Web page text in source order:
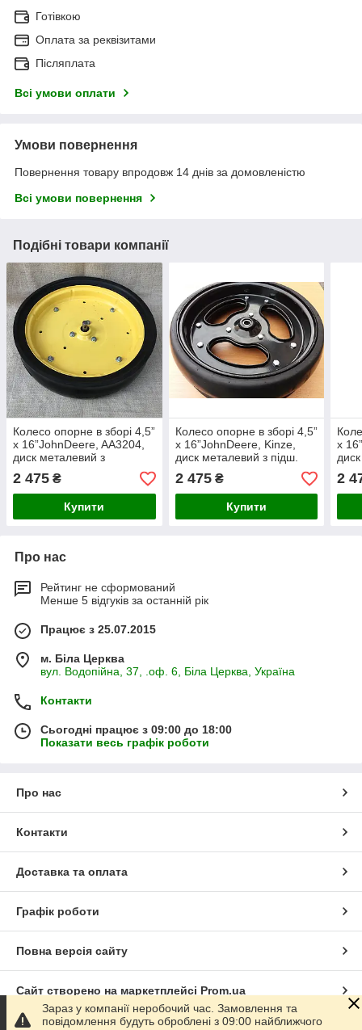
Готівкою
Оплата за реквізитами
Післяплата
Всі умови оплати
Умови повернення
Повернення товару впродовж 14 днів за домовленістю
Всі умови повернення
Подібні товари компанії
Колесо опорне в зборі 4,5”
x 16”JohnDeere, AA3204,
диск металевий з
підш.885152
2 475 ₴
Купити
Колесо опорне в зборі 4,5”
x 16”JohnDeere, Kinze,
диск металевий з підш.
5203KYY2
2 475₴
Купити
x
2
Про нас
Рейтинг не сформований
Менше 5 відгуків за останній рік
Працює з 25.07.2015
м. Біла Церква
вул. Водопійна, 37, .оф. 6, Біла Церква, Україна
Контакти
Сьогодні працює з 09:00 до 18:00
Показати весь графік роботи
Про нас
Контакти
Доставка та оплата
Графік роботи
Повна версія сайту
Сайт створено на маркетплейсі Prom.ua
Зараз у компанії неробочий час. Замовлення та
повідомлення будуть оброблені з 09:00 найближчого